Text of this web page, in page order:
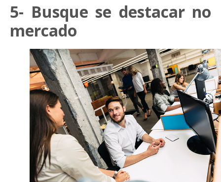
5- Busque se destacar no
mercado